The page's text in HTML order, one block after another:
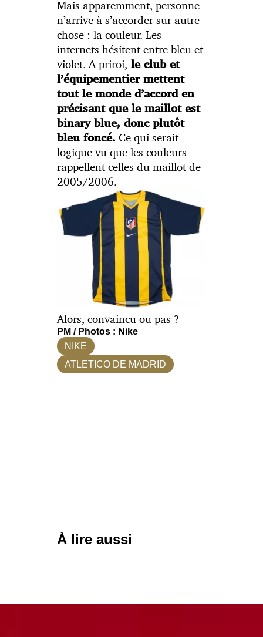
Mais apparemment, personne
n’arrive à s’accorder sur autre
chose : la couleur. Les
internets hésitent entre bleu et
violet. A priroi, le club et
l’équipementier mettent
tout le monde d’accord en
précisant que le maillot est
binary blue, donc plutôt
bleu foncé. Ce qui serait
logique vu que les couleurs
rappellent celles du maillot de
2005/2006.
Alors, convaincu ou pas ?
PM / Photos : Nike
NIKE
ATLETICO DE MADRID
À lire aussi